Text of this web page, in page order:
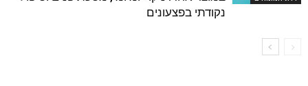
נקודתי בפצעונים